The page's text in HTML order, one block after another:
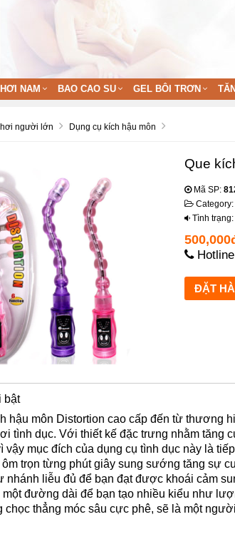
NAM BAO CAO SU GEL BÔI TRƠN
người lớn Dụng cụ kích hậu môn
Que
Mã SP:
Category:
Tình trạng:
bật
hậu môn Distortion cao cấp đến từ thương
tình dục. Với thiết kế đặc trưng nhằm tăng
vậy mục đích của dụng cụ tình dục này là
trọn từng phút giây sung sướng tăng sự
nhánh liễu đủ để bạn đạt được khoái cảm
một đường dài để bạn tạo nhiều kiểu như
chọc thẳng móc sâu cực phê, sẽ là một